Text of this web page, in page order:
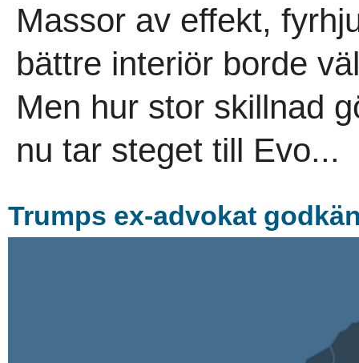
Massor av effekt,
bättre interiör borde
Men hur stor skillnad
nu tar steget till Evo...
Trumps ex-advokat